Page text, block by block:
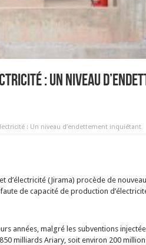
: Un niveau
: Un niveau d’endettement inquiétant
d’électricité (Jirama) procède de
de capacité de production
années, malgré les subventions
milliards Ariary, soit environ 200